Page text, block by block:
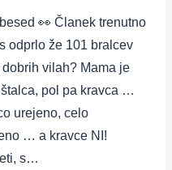
👀 Članek trenutno
odprlo že 101 bralcev
vilah? Mama je
pol pa kravca …
urejeno, celo
… a kravce NI!
s…